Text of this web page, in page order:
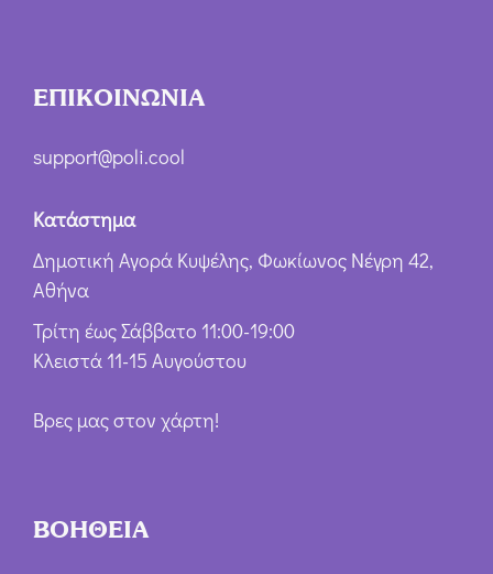
ΕΠΙΚΟΙΝΩΝΙΑ
support@poli.cool
Κατάστημα
Δημοτική Αγορά Κυψέλης, Φωκίωνος Νέγρη 42,
Αθήνα
Τρίτη έως Σάββατο 11:00-19:00
Κλειστά 11-15 Αυγούστου
Βρες μας στον χάρτη!
ΒΟΗΘΕΙΑ